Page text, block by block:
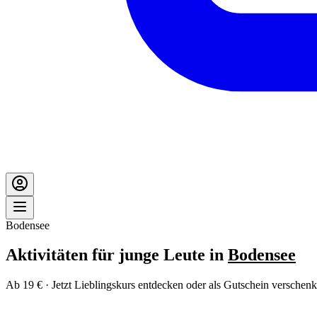
Bodensee
Aktivitäten für junge Leute in Bodensee
Ab 19 € · Jetzt Lieblingskurs entdecken oder als Gutschein